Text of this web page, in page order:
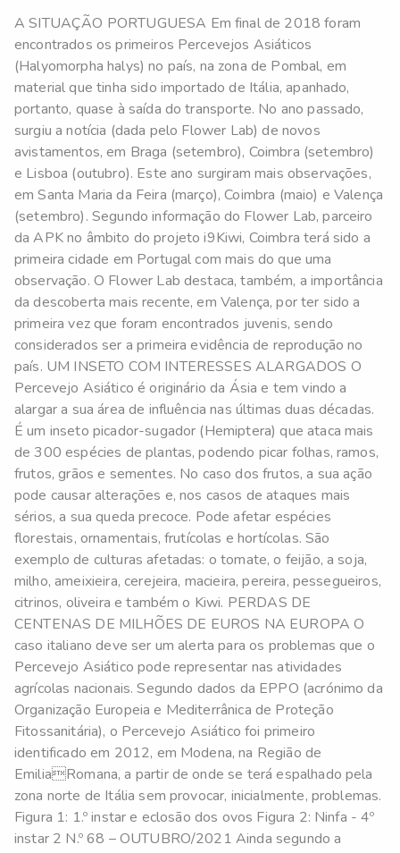
A SITUAÇÃO PORTUGUESA Em final de 2018 foram
encontrados os primeiros Percevejos Asiáticos
(Halyomorpha halys) no país, na zona de Pombal, em
material que tinha sido importado de Itália, apanhado,
portanto, quase à saída do transporte. No ano passado,
surgiu a notícia (dada pelo Flower Lab) de novos
avistamentos, em Braga (setembro), Coimbra (setembro)
e Lisboa (outubro). Este ano surgiram mais observações,
em Santa Maria da Feira (março), Coimbra (maio) e Valença
(setembro). Segundo informação do Flower Lab, parceiro
da APK no âmbito do projeto i9Kiwi, Coimbra terá sido a
primeira cidade em Portugal com mais do que uma
observação. O Flower Lab destaca, também, a importância
da descoberta mais recente, em Valença, por ter sido a
primeira vez que foram encontrados juvenis, sendo
considerados ser a primeira evidência de reprodução no
país. UM INSETO COM INTERESSES ALARGADOS O
Percevejo Asiático é originário da Ásia e tem vindo a
alargar a sua área de influência nas últimas duas décadas.
É um inseto picador-sugador (Hemiptera) que ataca mais
de 300 espécies de plantas, podendo picar folhas, ramos,
frutos, grãos e sementes. No caso dos frutos, a sua ação
pode causar alterações e, nos casos de ataques mais
sérios, a sua queda precoce. Pode afetar espécies
florestais, ornamentais, frutícolas e hortícolas. São
exemplo de culturas afetadas: o tomate, o feijão, a soja,
milho, ameixieira, cerejeira, macieira, pereira, pessegueiros,
citrinos, oliveira e também o Kiwi. PERDAS DE
CENTENAS DE MILHÕES DE EUROS NA EUROPA O
caso italiano deve ser um alerta para os problemas que o
Percevejo Asiático pode representar nas atividades
agrícolas nacionais. Segundo dados da EPPO (acrónimo da
Organização Europeia e Mediterrânica de Proteção
Fitossanitária), o Percevejo Asiático foi primeiro
identificado em 2012, em Modena, na Região de
EmiliaRomana, a partir de onde se terá espalhado pela
zona norte de Itália sem provocar, inicialmente, problemas.
Figura 1: 1.º instar e eclosão dos ovos Figura 2: Ninfa - 4º
instar 2 N.º 68 – OUTUBRO/2021 Ainda segundo a